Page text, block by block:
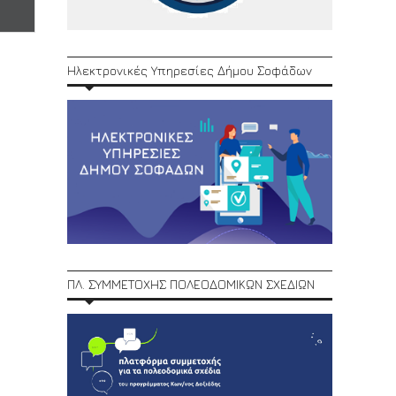
Ηλεκτρονικές Υπηρεσίες Δήμου Σοφάδων
ΠΛ. ΣΥΜΜΕΤΟΧΗΣ ΠΟΛΕΟΔΟΜΙΚΩΝ ΣΧΕΔΙΩΝ